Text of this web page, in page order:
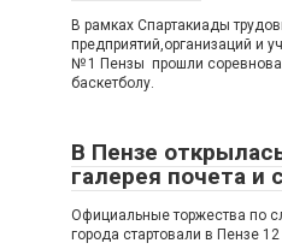
В рамках Спартакиады
предприятий,организаций и
№ 1 Пензы прошли
баскетболу.
В Пензе
галерея почета и
Официальные торжества по
города стартовали в Пензе